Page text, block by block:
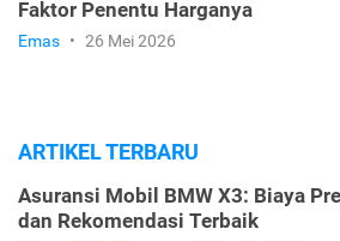
Faktor Penentu Harganya
Emas • 26 Mei 2026
ARTIKEL TERBARU
Asuransi Mobil BMW X3: Biaya
dan Rekomendasi Terbaik